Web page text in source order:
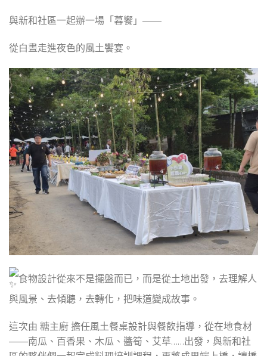
與新和社區一起辦一場「暮饗」——
從白晝走進夜色的風土饗宴。
食物設計從來不是擺盤而已，而是從土地出發，去理解人
與風景、去傾聽，去轉化，把味道變成故事。
這次由 糖主廚 擔任風土餐桌設計與餐飲指導，從在地食材
——南瓜、百香果、木瓜、醬筍、艾草……出發，與新和社